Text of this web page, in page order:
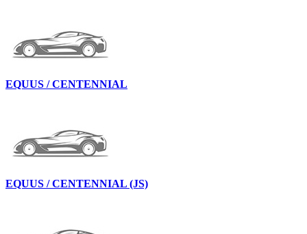
EQUUS / CENTENNIAL
EQUUS / CENTENNIAL (JS)